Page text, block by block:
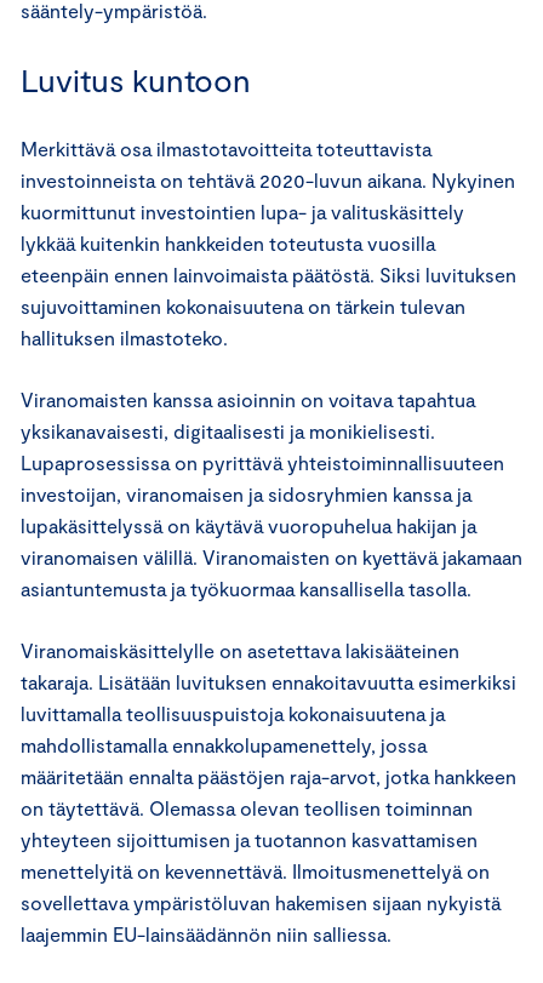
sääntely-ympäristöä.
Luvitus kuntoon
Merkittävä osa ilmastotavoitteita toteuttavista
investoinneista on tehtävä 2020-luvun aikana. Nykyinen
kuormittunut investointien lupa- ja valituskäsittely
lykkää kuitenkin hankkeiden toteutusta vuosilla
eteenpäin ennen lainvoimaista päätöstä. Siksi luvituksen
sujuvoittaminen kokonaisuutena on tärkein tulevan
hallituksen ilmastoteko.
Viranomaisten kanssa asioinnin on voitava tapahtua
yksikanavaisesti, digitaalisesti ja monikielisesti.
Lupaprosessissa on pyrittävä yhteistoiminnallisuuteen
investoijan, viranomaisen ja sidosryhmien kanssa ja
lupakäsittelyssä on käytävä vuoropuhelua hakijan ja
viranomaisen välillä. Viranomaisten on kyettävä jakamaan
asiantuntemusta ja työkuormaa kansallisella tasolla.
Viranomaiskäsittelylle on asetettava lakisääteinen
takaraja. Lisätään luvituksen ennakoitavuutta esimerkiksi
luvittamalla teollisuuspuistoja kokonaisuutena ja
mahdollistamalla ennakkolupamenettely, jossa
määritetään ennalta päästöjen raja-arvot, jotka hankkeen
on täytettävä. Olemassa olevan teollisen toiminnan
yhteyteen sijoittumisen ja tuotannon kasvattamisen
menettelyitä on kevennettävä. Ilmoitusmenettelyä on
sovellettava ympäristöluvan hakemisen sijaan nykyistä
laajemmin EU-lainsäädännön niin salliessa.